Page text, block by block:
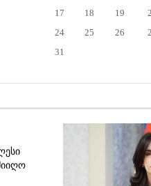
17
18 19
24
25 26
31